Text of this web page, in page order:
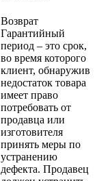
Возврат
Гарантийный
период – это срок,
во время которого
клиент, обнаружив
недостаток товара
имеет право
потребовать от
продавца или
изготовителя
принять меры по
устранению
дефекта. Продавец